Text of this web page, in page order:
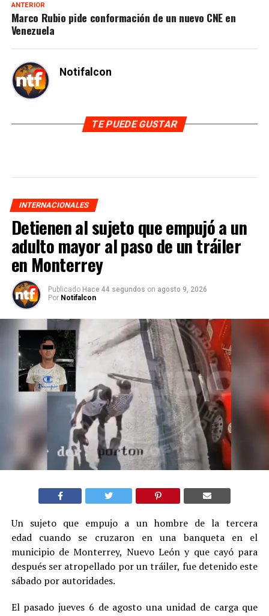
ANTERIOR
Marco Rubio pide conformación de un nuevo CNE en
Venezuela
Notifalcon
TE PUEDE GUSTAR
INTERNACIONALES
Detienen al sujeto que empujó a un
adulto mayor al paso de un tráiler
en Monterrey
Publicado Hace 44 segundos on agosto 9, 2026
Por Notifalcon
Un sujeto que empujo a un hombre de la tercera
edad cuando se cruzaron en una banqueta en el
municipio de Monterrey, Nuevo León y que cayó para
después ser atropellado por un tráiler, fue detenido este
sábado por autoridades.
El pasado jueves 6 de agosto una unidad de carga que